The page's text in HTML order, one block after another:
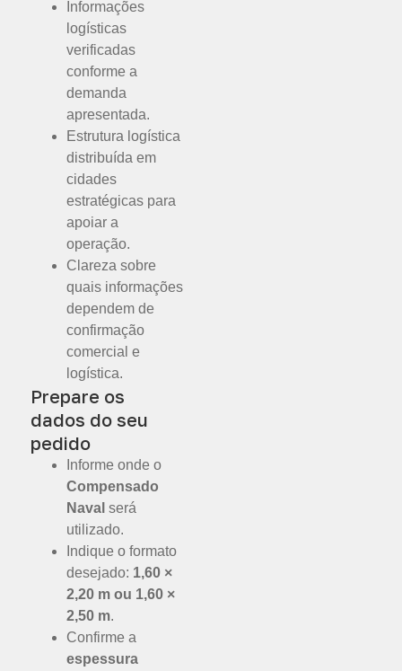
Informações
logísticas
verificadas
conforme a
demanda
apresentada.
Estrutura logística
distribuída em
cidades
estratégicas para
apoiar a
operação.
Clareza sobre
quais informações
dependem de
confirmação
comercial e
logística.
Prepare os
dados do seu
pedido
Informe onde o
Compensado
Naval será
utilizado.
Indique o formato
desejado: 1,60 ×
2,20 m ou 1,60 ×
2,50 m.
Confirme a
espessura